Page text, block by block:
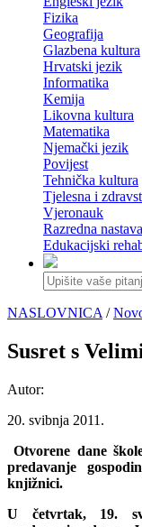
Fizika
Geografija
Glazbena kultura
Hrvatski jezik
Informatika
Kemija
Likovna kultura
Matematika
Njemački jezik
Povijest
Tehnička kultura
Tjelesna i
Vjeronauk
Razredna nastava
Edukacijski
NASLOVNICA /
Susret s
Autor:
20. svibnja 2011.
Otvorene dane
predavanje
knjižnici.
U četvrtak, 19.